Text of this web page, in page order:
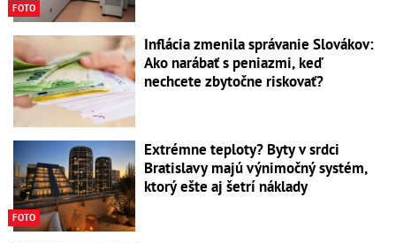
FOTO
Inflácia zmenila správanie Slovákov:
Ako narábať s peniazmi, keď
nechcete zbytočne riskovať?
FOTO
Extrémne teploty? Byty v srdci
Bratislavy majú výnimočný systém,
ktorý ešte aj šetrí náklady